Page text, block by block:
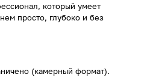
который умеет
просто, глубоко и без
(камерный формат).